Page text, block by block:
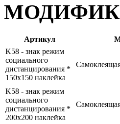
Артикул
K58 - знак режим
социального
дистанцирования *
150x150 наклейка
K58 - знак режим
социального
дистанцирования *
200x200 наклейка